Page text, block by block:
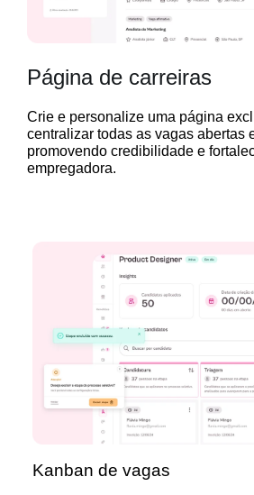
Página de carreiras
Crie e personalize uma página
centralizar todas as vagas abertas
promovendo credibilidade e
empregadora.
Kanban de vagas